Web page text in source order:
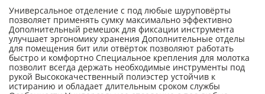
Универсальное отделение с под любые шуруповёрты
позволяет применять сумку максимально эффективно
Дополнительный ремешок для фиксации инструмента
улучшает эргономику хранения Дополнительные отделы
для помещения бит или отвёрток позволяют работать
быстро и комфортно Специальное крепления для молотка
позволит всегда держать необходимые инструменты под
рукой Высококачественный полиэстер устойчив к
истиранию и обладает длительным сроком службы